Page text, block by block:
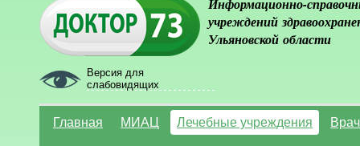
Версия для
слабовидящих
Информационно-
учреждений
Ульяновской области
Главная МИАЦ Лечебные учреждения